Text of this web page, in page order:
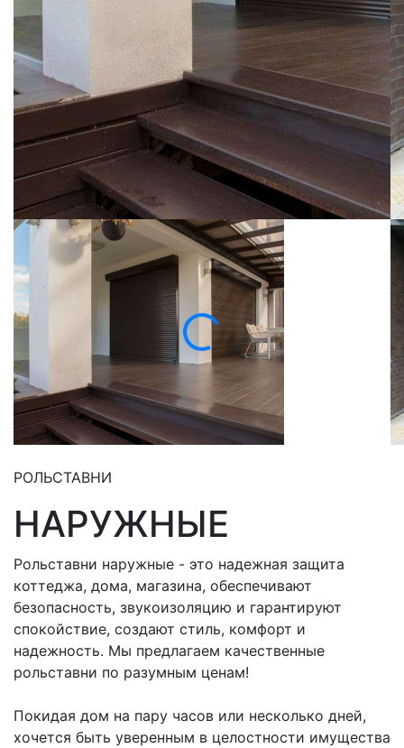
РОЛЬСТАВНИ
НАРУЖНЫЕ
Рольставни наружные - это надежная защита
коттеджа, дома, магазина, обеспечивают
безопасность, звукоизоляцию и гарантируют
спокойствие, создают стиль, комфорт и
надежность. Мы предлагаем качественные
рольставни по разумным ценам!
Покидая дом на пару часов или несколько дней,
хочется быть уверенным в целостности имущества